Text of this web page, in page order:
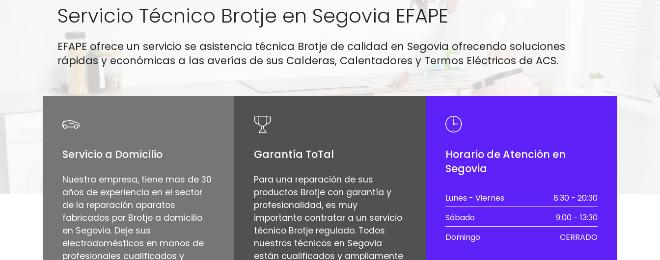
Servicio Técnico Brotje en Segovia EFAPE
EFAPE ofrece un servicio se asistencia técnica Brotje de calidad en Segovia ofrecendo soluciones
rápidas y económicas a las averías de sus Calderas, Calentadores y Termos Eléctricos de ACS.
Servicio a Domicilio
Nuestra empresa, tiene mas de 30
años de experiencia en el sector
de la reparación aparatos
fabricados por Brotje a domicilio
en Segovia. Deje sus
electrodomésticos en manos de
profesionales cualificados y
Garantía ToTal
Para una reparación de sus
productos Brotje con garantía y
profesionalidad, es muy
importante contratar a un servicio
técnico Brotje regulado. Todos
nuestros técnicos en Segovia
están cualificados y ampliamente
Horario de Atención en
Segovia
Lunes - Viernes
8:30 - 20:30
Sábado
9:00 - 13:30
Domingo
CERRADO